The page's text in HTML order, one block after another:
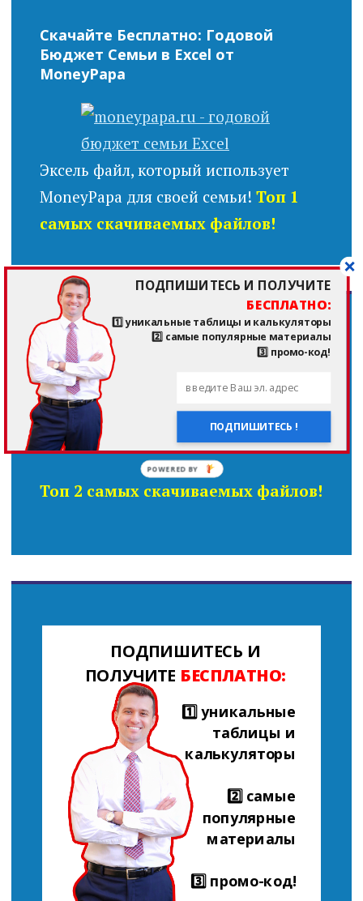
Скачайте Бесплатно: Годовой
Бюджет Семьи в Excel от
MoneyPapa
Эксель файл, который использует
MoneyPapa для своей семьи! Топ 1
самых скачиваемых файлов!
Скачайте Бесплатно: Кредитный
Калькулятор в Excel, который Вам
не покажут банкиры !
Топ 2 самых скачиваемых файлов!
ПОДПИШИТЕСЬ И
ПОЛУЧИТЕ БЕСПЛАТНО:
1️⃣ уникальные
таблицы и
калькуляторы
2️⃣ самые
популярные
материалы
3️⃣ промо-код!
ПОДПИШИТЕСЬ !
ПОДПИШИТЕСЬ И ПОЛУЧИТЕ
БЕСПЛАТНО:
1️⃣ уникальные таблицы и калькуляторы
2️⃣ самые популярные материалы
3️⃣ промо-код!
POWERED BY